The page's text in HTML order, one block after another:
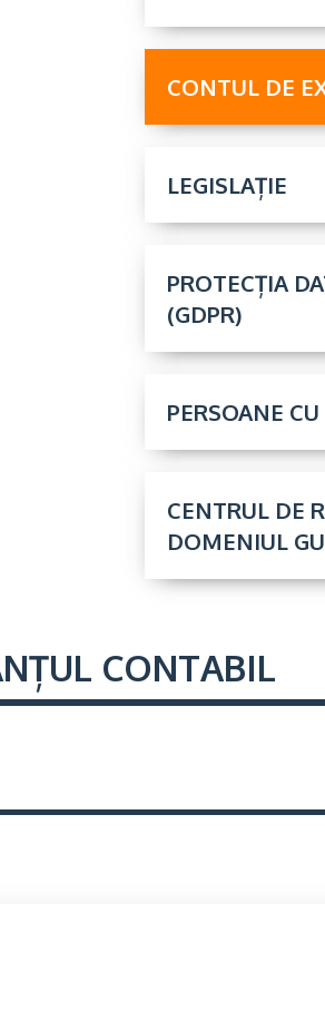
CONTUL DE
LEGISLAȚIE
PROTECȚIA
(GDPR)
PERSOANE
CENTRUL DE
DOMENIUL
CONTABIL